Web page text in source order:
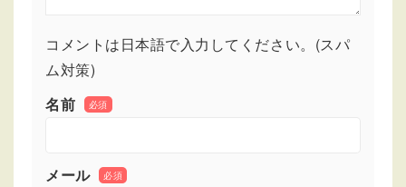
コメントは日本語で入力してください。(スパ
ム対策)
名前
必須
メール 必須